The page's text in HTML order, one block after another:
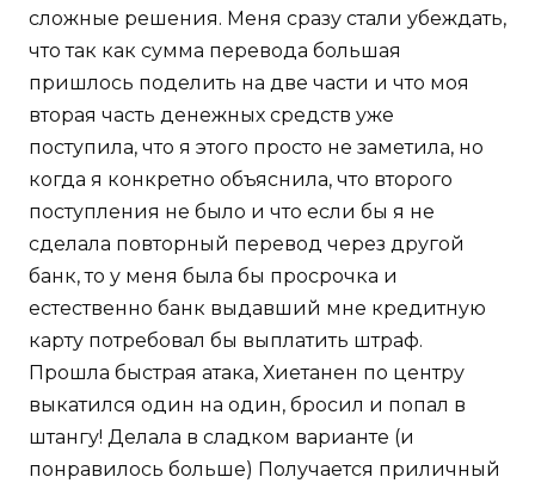
сложные решения. Меня сразу стали убеждать,
что так как сумма перевода большая
пришлось поделить на две части и что моя
вторая часть денежных средств уже
поступила, что я этого просто не заметила, но
когда я конкретно объяснила, что второго
поступления не было и что если бы я не
сделала повторный перевод через другой
банк, то у меня была бы просрочка и
естественно банк выдавший мне кредитную
карту потребовал бы выплатить штраф.
Прошла быстрая атака, Хиетанен по центру
выкатился один на один, бросил и попал в
штангу! Делала в сладком варианте (и
понравилось больше) Получается приличный